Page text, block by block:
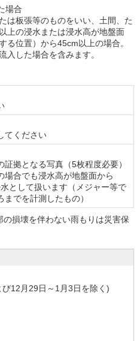
場合
は板張等のものをいい、土間、た
上の浸水または浸水高が地盤面
る位置）から45cm以上の場合。
入した場合を含みます。
てください
拠となる写真（5枚程度必要）
合でも浸水高が地盤面から
として扱います（メジャー等で
でを計測したもの）
損壊を伴わない雨もりは災害保
12月29日～1月3日を除く)